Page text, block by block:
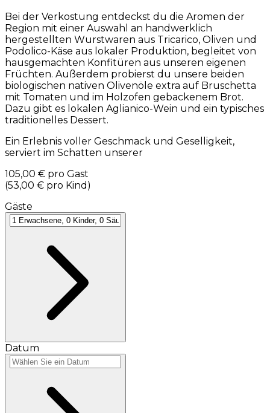
Bei der Verkostung entdeckst du die Aromen der
Region mit einer Auswahl an handwerklich
hergestellten Wurstwaren aus Tricarico, Oliven und
Podolico-Käse aus lokaler Produktion, begleitet von
hausgemachten Konfitüren aus unseren eigenen
Früchten. Außerdem probierst du unsere beiden
biologischen nativen Olivenöle extra auf Bruschetta
mit Tomaten und im Holzofen gebackenem Brot.
Dazu gibt es lokalen Aglianico-Wein und ein typisches
traditionelles Dessert.
Ein Erlebnis voller Geschmack und Geselligkeit,
serviert im Schatten unserer
105,00 € pro Gast
(53,00 € pro Kind )
Gäste
Datum